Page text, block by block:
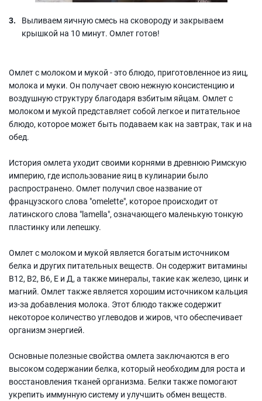
Выливаем яичную смесь на сковороду и закрываем
крышкой на 10 минут. Омлет готов!
Омлет с молоком и мукой - это блюдо, приготовленное из яиц,
молока и муки. Он получает свою нежную консистенцию и
воздушную структуру благодаря взбитым яйцам. Омлет с
молоком и мукой представляет собой легкое и питательное
блюдо, которое может быть подаваем как на завтрак, так и на
обед.
История омлета уходит своими корнями в древнюю Римскую
империю, где использование яиц в кулинарии было
распространено. Омлет получил свое название от
французского слова "оmelette", которое происходит от
латинского слова "lamella", означающего маленькую тонкую
пластинку или лепешку.
Омлет с молоком и мукой является богатым источником
белка и других питательных веществ. Он содержит витамины
В12, В2, В6, Е и Д, а также минералы, такие как железо, цинк и
магний. Омлет также является хорошим источником кальция
из-за добавления молока. Этот блюдо также содержит
некоторое количество углеводов и жиров, что обеспечивает
организм энергией.
Основные полезные свойства омлета заключаются в его
высоком содержании белка, который необходим для роста и
восстановления тканей организма. Белки также помогают
укрепить иммунную систему и улучшить обмен веществ.